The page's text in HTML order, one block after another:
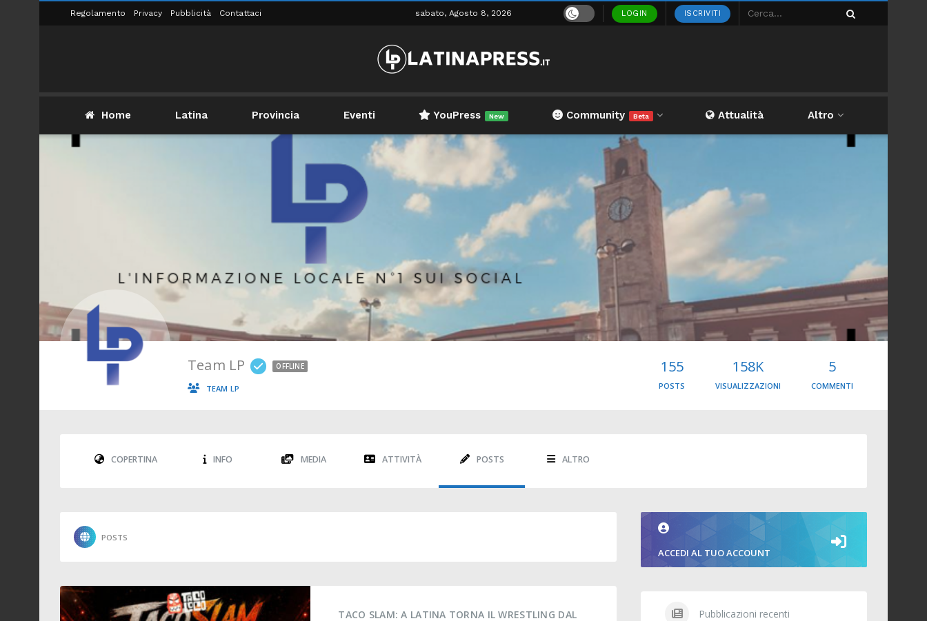
Regolamento Privacy Pubblicità Contattaci sabato, Agosto 8, 2026 LOGIN ISCRIVITI
Home Latina Provincia Eventi YouPress New Community Beta Attualità Altro
Team LP OFFLINE
TEAM LP
155
POSTS
158K
VISUALIZZAZIONI
5
COMMENTI
COPERTINA INFO MEDIA ATTIVITÀ POSTS ALTRO
POSTS
TACO SLAM: A LATINA TORNA IL WRESTLING DAL
ACCEDI AL TUO ACCOUNT
Pubblicazioni recenti